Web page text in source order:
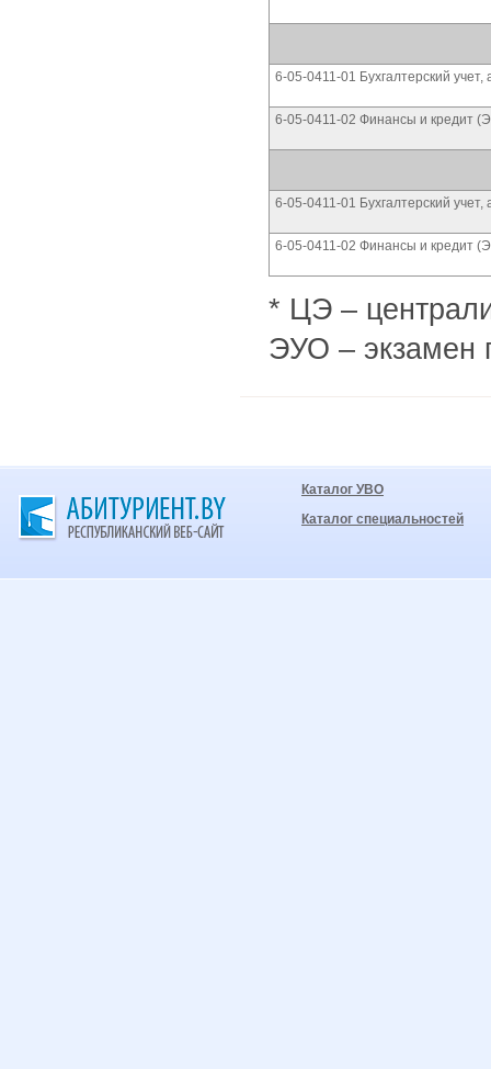
6-05-0411-01 Бухгалтерский
6-05-0411-02 Финансы и кредит
6-05-0411-01 Бухгалтерский
6-05-0411-02 Финансы и кредит
* ЦЭ –
ЭУО – экзамен
Каталог УВО
Каталог специальностей